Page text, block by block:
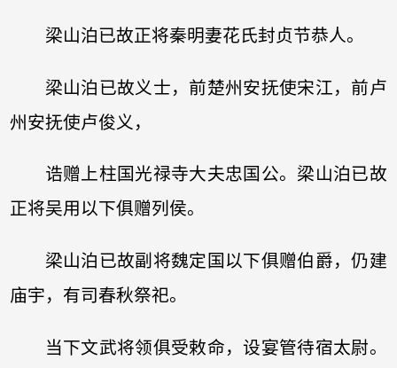
梁山泊已故正将秦明妻花氏封贞节恭人。
梁山泊已故义士，前楚州安抚使宋江，前卢
州安抚使卢俊义，
诰赠上柱国光禄寺大夫忠国公。梁山泊已故
正将吴用以下俱赠列侯。
梁山泊已故副将魏定国以下俱赠伯爵，仍建
庙宇，有司春秋祭祀。
当下文武将领俱受敕命，设宴管待宿太尉。